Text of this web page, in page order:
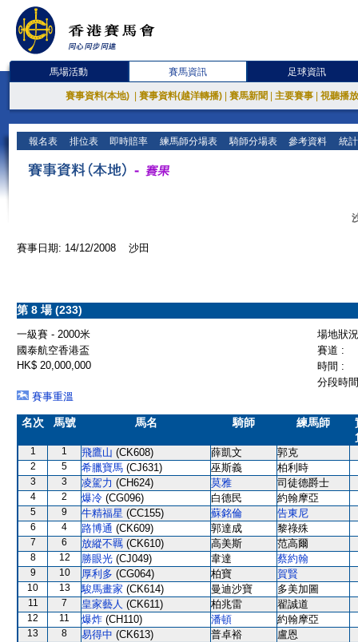
馬場活動 賽馬資訊 足球資訊
賽事資料(本地) 賽事資料(越洋轉播) 賽馬新聞 主要賽事 視聽播
報名表 排位表 即時賠率 練馬師分場表 騎師分場表 參考資料 統
賽事日期: 14/12/2008 沙田
第 8 場 (233)
一級賽 - 2000米
場地狀
國泰航空香港盃
賽道 :
HK$ 20,000,000
時間 :
分段時
賽事重溫
名次 馬號 馬名 騎師 練馬師
1 1 飛鷹山 (CK608) 薛凱文 郭克
2
5 希臘寶馬 (CJ631) 巫斯義 柏利時
3
3 凌駕力 (CH624) 莫雅 司徒德爵士
4
2 爆冷 (CG096) 白德民 約翰摩亞
5
9 牛精福星 (CC155) 蘇銘倫 告東尼
6
4 路博通 (CK609) 郭達成 黎祿殊
7
6 放縱不羈 (CK610) 高美斯 范高爾
8
12 勝眼光 (CJ049) 韋達 蔡約翰
9
10 厚利多 (CG064) 柏寶 賀賢
10
13 駿馬畫家 (CK614) 曼迪沙寶 多美加圖
11
7 皇家藝人 (CK611) 柏兆雷 翟誠道
12
11 爆炸 (CH110) 潘頓 約翰摩亞
13
8 易得中 (CK613) 普卓裕 盧恩